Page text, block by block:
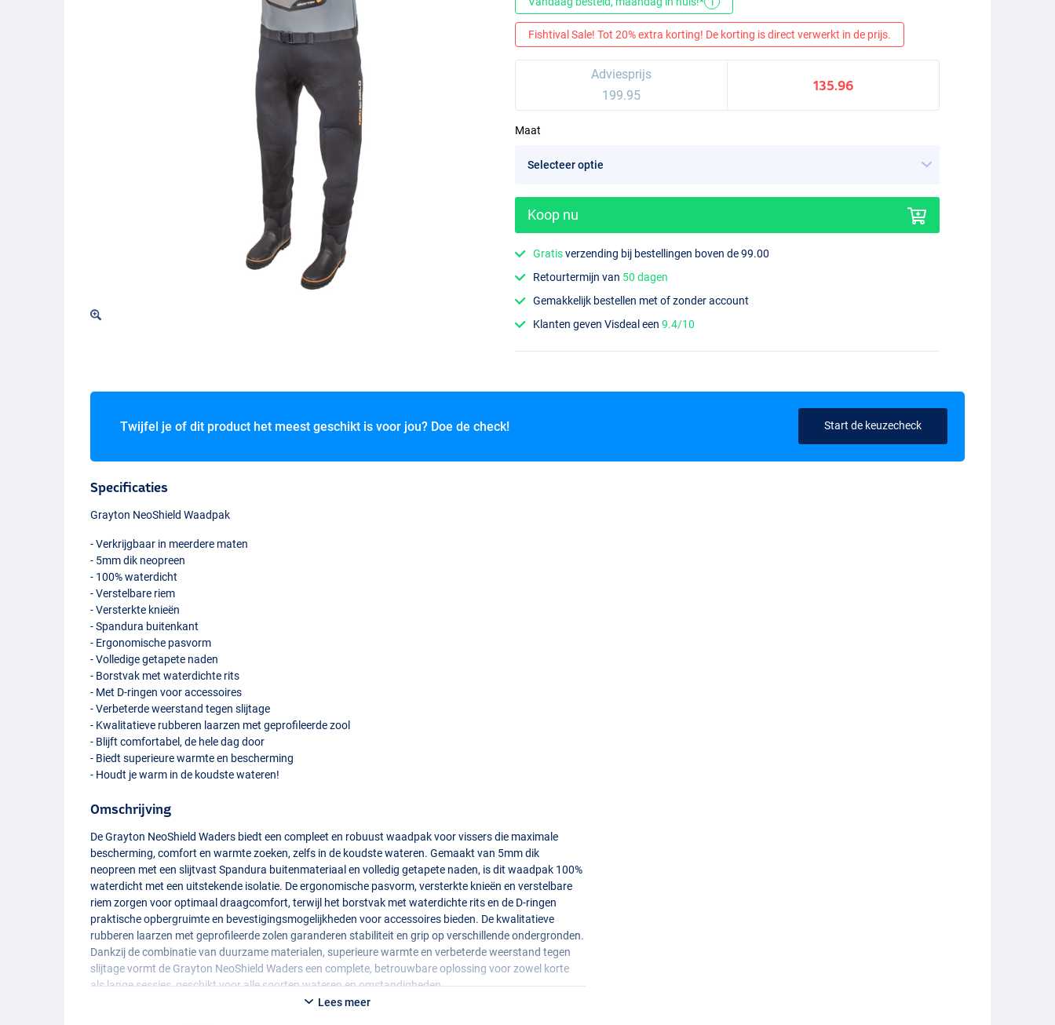
Fishtival Sale! Tot 20% extra korting! De korting is direct verwerkt in de prijs.
Adviesprijs
199.95
135.96
Maat
Koop nu
Gratisverzending bij bestellingen boven de 99.00
Retourtermijn van 50 dagen
Gemakkelijk bestellen met of zonder account
Klanten geven Visdeal een9.4/10
Twijfel je of dit product het meest geschikt is voor jou? Doe de check! Start de keuzecheck
Specificaties
Grayton NeoShield Waadpak
- Verkrijgbaar in meerdere maten
- 5mm dik neopreen
- 100% waterdicht
- Verstelbare riem
- Versterkte knieën
- Spandura buitenkant
- Ergonomische pasvorm
- Volledige getapete naden
- Borstvak met waterdichte rits
- Met D-ringen voor accessoires
- Verbeterde weerstand tegen slijtage
- Kwalitatieve rubberen laarzen met geprofileerde zool
- Blijft comfortabel, de hele dag door
- Biedt superieure warmte en bescherming
- Houdt je warm in de koudste wateren!
Omschrijving
De Grayton NeoShield Waders biedt een compleet en robuust waadpak voor vissers die maximale
bescherming, comfort en warmte zoeken, zelfs in de koudste wateren. Gemaakt van 5mm dik
neopreen met een slijtvast Spandura buitenmateriaal en volledig getapete naden, is dit waadpak 100%
waterdicht met een uitstekende isolatie. De ergonomische pasvorm, versterkte knieën en verstelbare
riem zorgen voor optimaal draagcomfort, terwijl het borstvak met waterdichte rits en de D-ringen
praktische opbergruimte en bevestigingsmogelijkheden voor accessoires bieden. De kwalitatieve
rubberen laarzen met geprofileerde zolen garanderen stabiliteit en grip op verschillende ondergronden.
Dankzij de combinatie van duurzame materialen, superieure warmte en verbeterde weerstand tegen
slijtage vormt de Grayton NeoShield Waders een complete, betrouwbare oplossing voor zowel korte
als lange sessies, geschikt voor alle soorten wateren en omstandigheden.
Lees meer